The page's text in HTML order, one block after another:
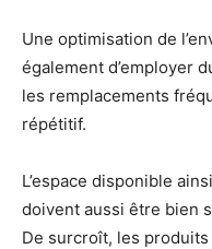
Une optimisation de
également d’employer
les remplacements
répétitif.
L’espace disponible
doivent aussi être bien
De surcroît, les